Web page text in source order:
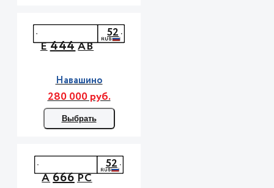
Е444АВ
52
Навашино
280 000 руб.
Выбрать
А666РС
52